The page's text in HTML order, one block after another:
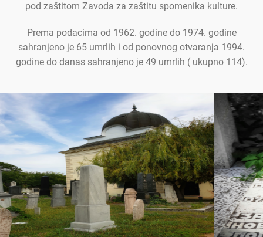
pod zaštitom Zavoda za zaštitu spomenika kulture.
Prema podacima od 1962. godine do 1974. godine
sahranjeno je 65 umrlih i od ponovnog otvaranja 1994.
godine do danas sahranjeno je 49 umrlih ( ukupno 114).